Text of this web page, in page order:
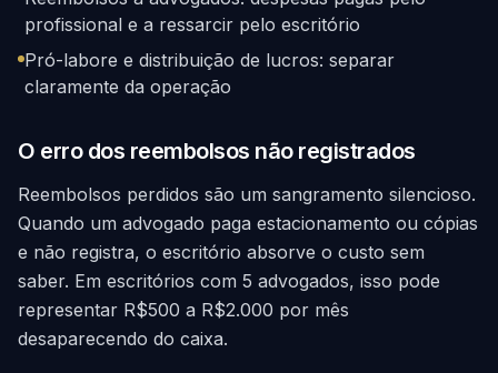
profissional e a ressarcir pelo escritório
Pró-labore e distribuição de lucros: separar
claramente da operação
O erro dos reembolsos não registrados
Reembolsos perdidos são um sangramento silencioso.
Quando um advogado paga estacionamento ou cópias
e não registra, o escritório absorve o custo sem
saber. Em escritórios com 5 advogados, isso pode
representar R$500 a R$2.000 por mês
desaparecendo do caixa.